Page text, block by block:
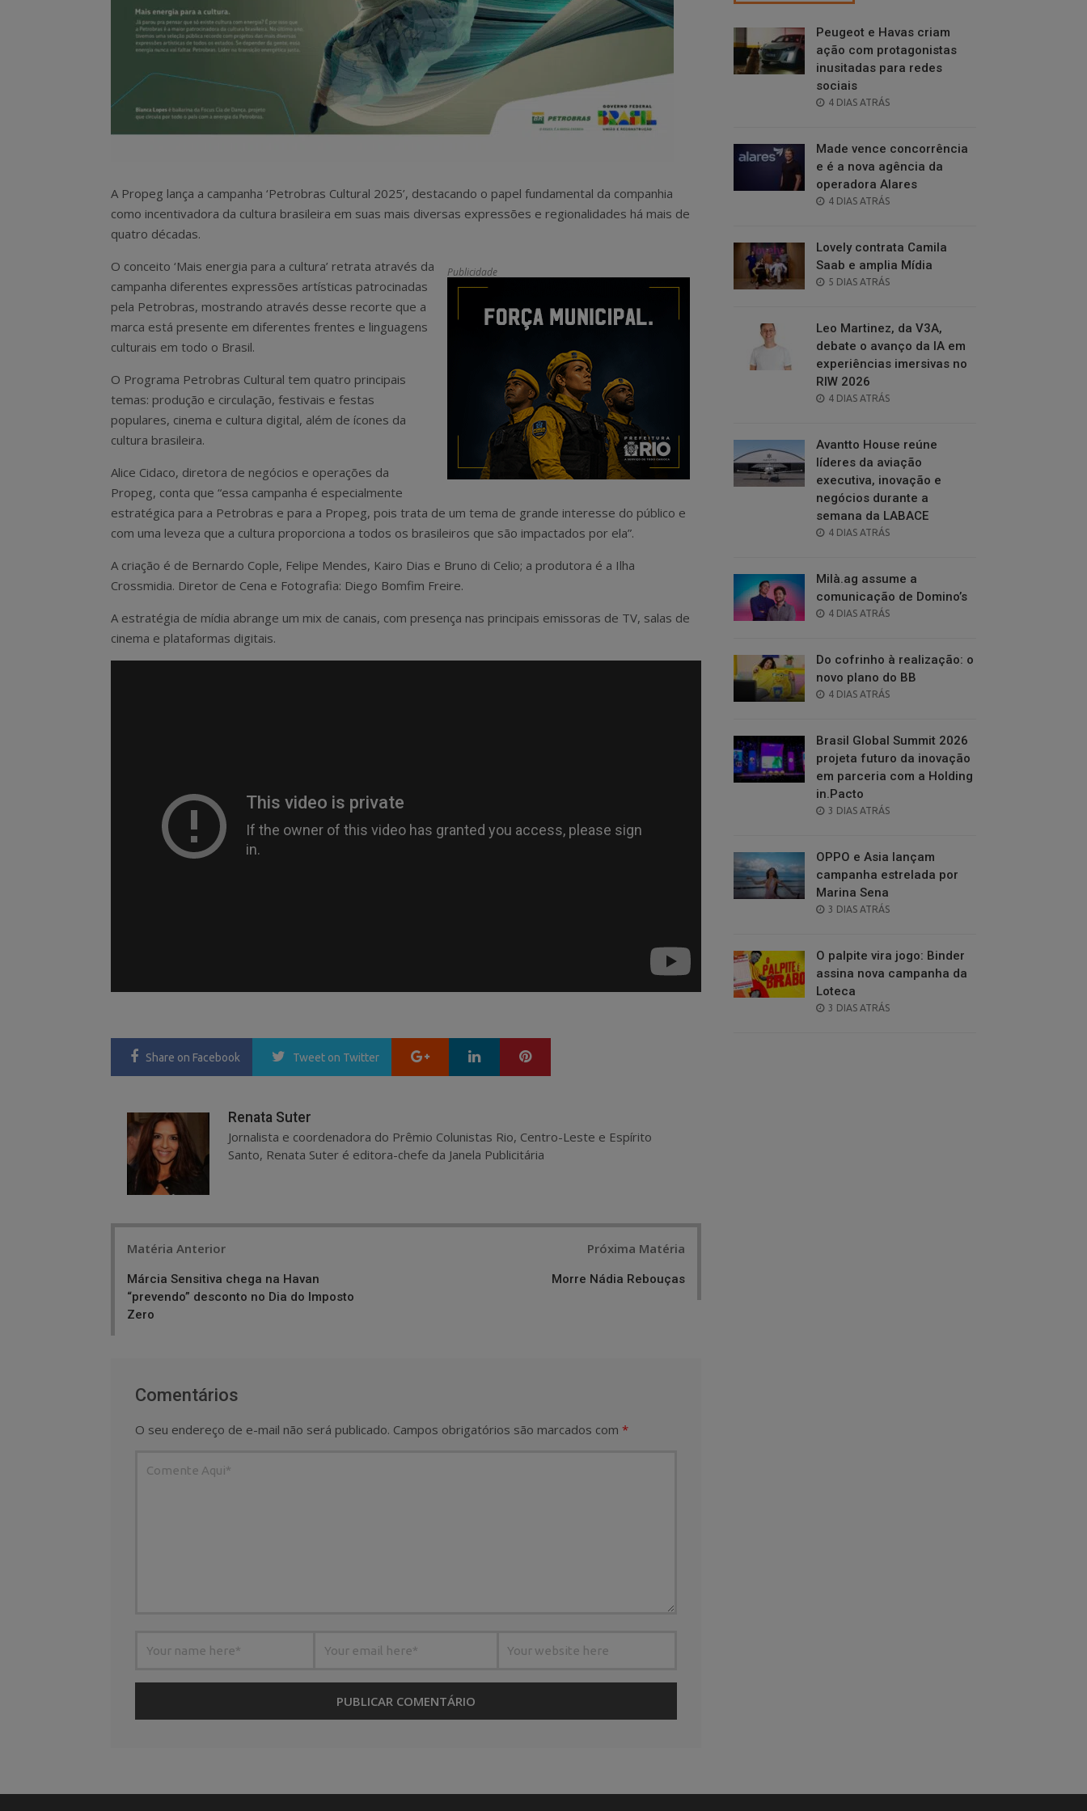
A Propeg lança a campanha ‘Petrobras Cultural 2025’, destacando o papel fundamental da companhia
como incentivadora da cultura brasileira em suas mais diversas expressões e regionalidades há mais de
quatro décadas.
Publicidade
O conceito ‘Mais energia para a cultura’ retrata através da
campanha diferentes expressões artísticas patrocinadas
pela Petrobras, mostrando através desse recorte que a
marca está presente em diferentes frentes e linguagens
culturais em todo o Brasil.
O Programa Petrobras Cultural tem quatro principais
temas: produção e circulação, festivais e festas
populares, cinema e cultura digital, além de ícones da
cultura brasileira.
Alice Cidaco, diretora de negócios e operações da
Propeg, conta que “essa campanha é especialmente
estratégica para a Petrobras e para a Propeg, pois trata de um tema de grande interesse do público e
com uma leveza que a cultura proporciona a todos os brasileiros que são impactados por ela”.
A criação é de Bernardo Cople, Felipe Mendes, Kairo Dias e Bruno di Celio; a produtora é a Ilha
Crossmidia. Diretor de Cena e Fotografia: Diego Bomfim Freire.
A estratégia de mídia abrange um mix de canais, com presença nas principais emissoras de TV, salas de
cinema e plataformas digitais.
Share on Facebook Tweet on Twitter Google+ LinkedIn
Renata Suter
Jornalista e coordenadora do Prêmio Colunistas Rio, Centro-Leste e Espírito
Santo, Renata Suter é editora-chefe da Janela Publicitária
Matéria Anterior
Márcia Sensitiva chega na Havan
“prevendo” desconto no Dia do Imposto
Zero
Próxima Matéria
Morre Nádia Rebouças
Comentários
O seu endereço de e-mail não será publicado. Campos obrigatórios são marcados com *
Peugeot e Havas criam
ação com protagonistas
inusitadas para redes
sociais
POSTED
4 DIAS ATRÁS
Made vence concorrência
e é a nova agência da
operadora Alares
POSTED
4 DIAS ATRÁS
Lovely contrata Camila
Saab e amplia Mídia
POSTED
5 DIAS ATRÁS
Leo Martinez, da V3A,
debate o avanço da IA em
experiências imersivas no
RIW 2026
POSTED
4 DIAS ATRÁS
Avantto House reúne
líderes da aviação
executiva, inovação e
negócios durante a
semana da LABACE
POSTED
4 DIAS ATRÁS
Milà.ag assume a
comunicação de Domino’s
POSTED
4 DIAS ATRÁS
Do cofrinho à realização: o
novo plano do BB
POSTED
4 DIAS ATRÁS
Brasil Global Summit 2026
projeta futuro da inovação
em parceria com a Holding
in.Pacto
POSTED
3 DIAS ATRÁS
OPPO e Asia lançam
campanha estrelada por
Marina Sena
POSTED
3 DIAS ATRÁS
O palpite vira jogo: Binder
assina nova campanha da
Loteca
POSTED
3 DIAS ATRÁS